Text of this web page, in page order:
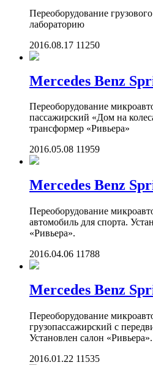
Переоборудование
лабораторию
2016.08.17 11250
Mercedes Benz
Переоборудование
пассажирский «Дом на
трансформер «Ривьера»
2016.05.08 11959
Mercedes Benz
Переоборудование
автомобиль для спорта.
«Ривьера».
2016.04.06 11788
Mercedes Benz
Переоборудование
грузопассажирский с
Установлен салон «Ривьера».
2016.01.22 11535